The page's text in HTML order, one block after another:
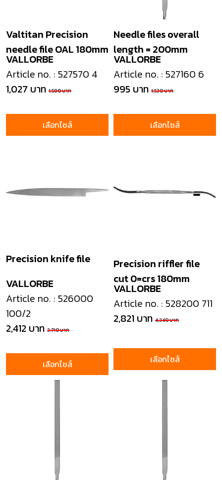
VALLORBE
Valtitan Precision
needle file OAL 180mm
Article no. : 527570 4
1,027 บาท 1,580 บาท
เลือกไซส์
VALLORBE
Needle files overall
length = 200mm
Article no. : 527160 6
995 บาท 1,530 บาท
เลือกไซส์
VALLORBE
Precision knife file
Article no. : 526000
100/2
2,412 บาท 3,710 บาท
เลือกไซส์
VALLORBE
Precision riffler file
cut 0=crs 180mm
Article no. : 528200 711
2,821 บาท 4,340 บาท
เลือกไซส์